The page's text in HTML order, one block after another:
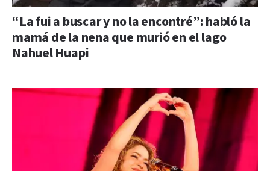
“La fui a buscar y no la encontré”: habló la
mamá de la nena que murió en el lago
Nahuel Huapi